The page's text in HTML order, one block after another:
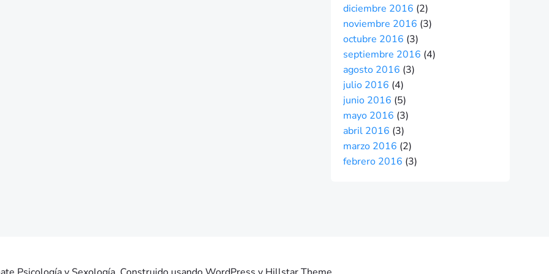
diciembre 2016 (2)
noviembre 2016 (3)
octubre 2016 (3)
septiembre 2016 (4)
agosto 2016 (3)
julio 2016 (4)
junio 2016 (5)
mayo 2016 (3)
abril 2016 (3)
marzo 2016 (2)
febrero 2016 (3)